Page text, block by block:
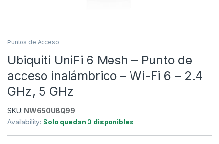
Puntos de Acceso
Ubiquiti UniFi 6 Mesh – Punto de
acceso inalámbrico – Wi-Fi 6 – 2.4
GHz, 5 GHz
SKU: NW650UBQ99
Availability:Solo quedan 0 disponibles